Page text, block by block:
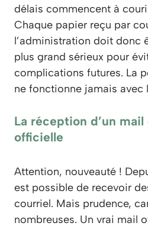
délais commencent à
Chaque papier reçu par
l’administration doit donc
plus grand sérieux pour
complications futures. La
ne fonctionne jamais avec
La réception d’un
officielle
Attention, nouveauté !
est possible de recevoir
courriel. Mais prudence,
nombreuses. Un vrai mail